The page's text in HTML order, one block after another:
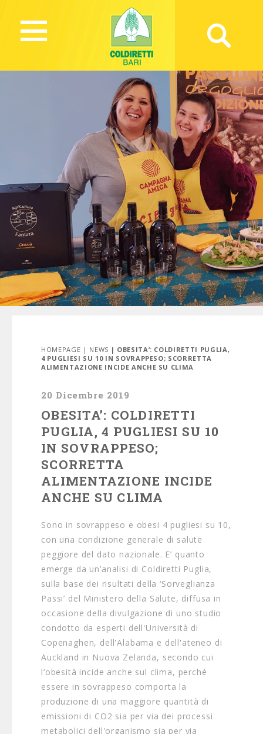
HOMEPAGE | NEWS | OBESITA’: COLDIRETTI PUGLIA,
4 PUGLIESI SU 10 IN SOVRAPPESO; SCORRETTA
ALIMENTAZIONE INCIDE ANCHE SU CLIMA
20 Dicembre 2019
OBESITA’: COLDIRETTI
PUGLIA, 4 PUGLIESI SU 10
IN SOVRAPPESO;
SCORRETTA
ALIMENTAZIONE INCIDE
ANCHE SU CLIMA
Sono in sovrappeso e obesi 4 pugliesi su 10,
con una condizione generale di salute
peggiore del dato nazionale. E’ quanto
emerge da un’analisi di Coldiretti Puglia,
sulla base dei risultati della ‘Sorveglianza
Passi’ del Ministero della Salute, diffusa in
occasione della divulgazione di uno studio
condotto da esperti dell'Università di
Copenaghen, dell'Alabama e dell'ateneo di
Auckland in Nuova Zelanda, secondo cui
l’obesità incide anche sul clima, perché
essere in sovrappeso comporta la
produzione di una maggiore quantità di
emissioni di CO2 sia per via dei processi
metabolici dell'organismo sia per via